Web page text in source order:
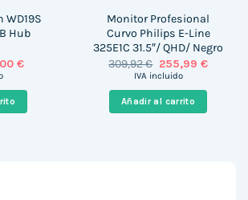
WD19S
Hub
€.
€El
es:
75,00 €.
Monitor Profesional
Curvo Philips E-Line
325E1C 31.5″/ QHD/ Negro
309,92€ El
precio
era:
309,92 €.
255,99 €El
es:
255,99
IVA incluido
Añadir al carrito